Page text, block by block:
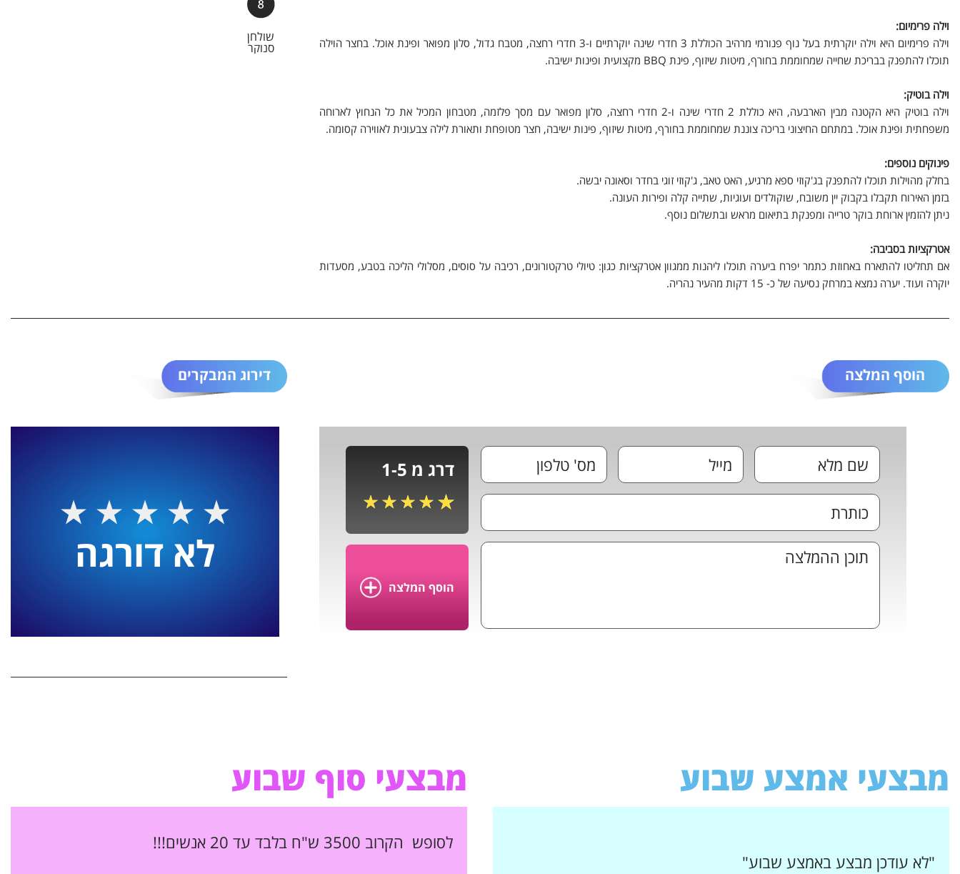
שולחן
סנוקר
וילה פרימיום:
וילה פרימיום היא וילה יוקרתית בעל נוף פנורמי מרהיב הכוללת 3 חדרי שינה יוקרתיים ו-3 חדרי רחצה, מטבח גדול, סלון מפואר ופינת אוכל. בחצר הוילה
תוכלו להתפנק בבריכת שחייה שמחוממת בחורף, מיטות שיזוף, פינת BBQ מקצועית ופינות ישיבה.
וילה בוטיק:
וילה בוטיק היא הקטנה מבין הארבעה, היא כוללת 2 חדרי שינה ו-2 חדרי רחצה, סלון מפואר עם מסך פלזמה, מטבחון המכיל את כל הנחוץ לארוחה
משפחתית ופינת אוכל. במתחם החיצוני בריכה צוננת שמחוממת בחורף, מיטות שיזוף, פינות ישיבה, חצר מטופחת ותאורת לילה צבעונית לאווירה קסומה.
פינוקים נוספים:
בחלק מהוילות תוכלו להתפנק בג'קוזי ספא מרגיע, האט טאב, ג'קוזי זוגי בחדר וסאונה יבשה.
בזמן האירוח תקבלו בקבוק יין משובח, שוקולדים ועוגיות, שתייה קלה ופירות העונה.
ניתן להזמין ארוחת בוקר טרייה ומפנקת בתיאום מראש ובתשלום נוסף.
אטרקציות בסביבה:
אם תחליטו להתארח באחוזת כתמר יפרח ביערה תוכלו ליהנות ממגוון אטרקציות כגון: טיולי טרקטורונים, רכיבה על סוסים, מסלולי הליכה בטבע, מסעדות
יוקרה ועוד. יערה נמצא במרחק נסיעה של כ- 15 דקות מהעיר נהריה.
דירוג המבקרים
לא דורגה
הוסף המלצה
דרג מ 1-5
הוסף המלצה
מבצעי אמצע שבוע
"לא עודכן מבצע באמצע שבוע"
מבצעי סוף שבוע
לסופש הקרוב 3500 ש"ח בלבד עד 20 אנשים!!!